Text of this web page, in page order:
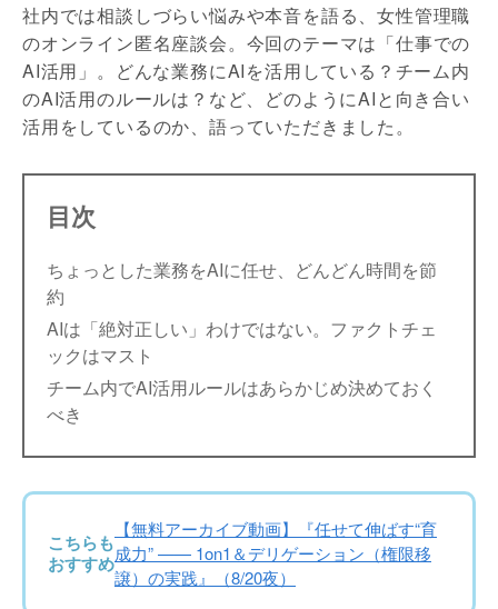
社内では相談しづらい悩みや本音を語る、女性管理職
のオンライン匿名座談会。今回のテーマは「仕事での
AI活用」。どんな業務にAIを活用している？チーム内
のAI活用のルールは？など、どのようにAIと向き合い
活用をしているのか、語っていただきました。
目次
ちょっとした業務をAIに任せ、どんどん時間を節
約
AIは「絶対正しい」わけではない。ファクトチェ
ックはマスト
チーム内でAI活用ルールはあらかじめ決めておく
べき
こちらも
おすすめ
【無料アーカイブ動画】『任せて伸ばす“育
成力” —— 1on1＆デリゲーション（権限移
譲）の実践』（8/20夜）